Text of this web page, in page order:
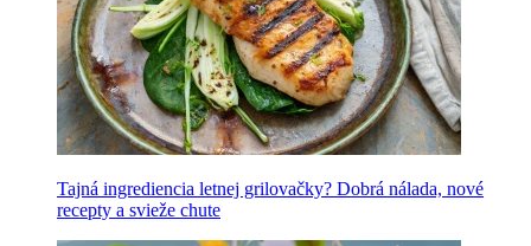
Tajná ingrediencia letnej grilovačky? Dobrá nálada, nové
recepty a svieže chute